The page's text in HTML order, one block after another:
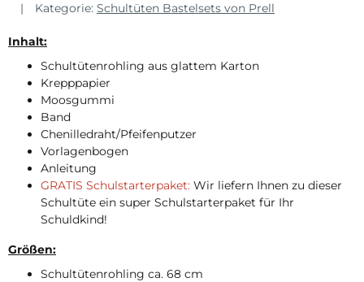
Kategorie: Schultüten Bastelsets von Prell
Inhalt:
Schultütenrohling aus glattem Karton
Krepppapier
Moosgummi
Band
Chenilledraht/Pfeifenputzer
Vorlagenbogen
Anleitung
GRATIS Schulstarterpaket: Wir liefern Ihnen zu dieser
Schultüte ein super Schulstarterpaket für Ihr
Schuldkind!
Größen:
Schultütenrohling ca. 68 cm